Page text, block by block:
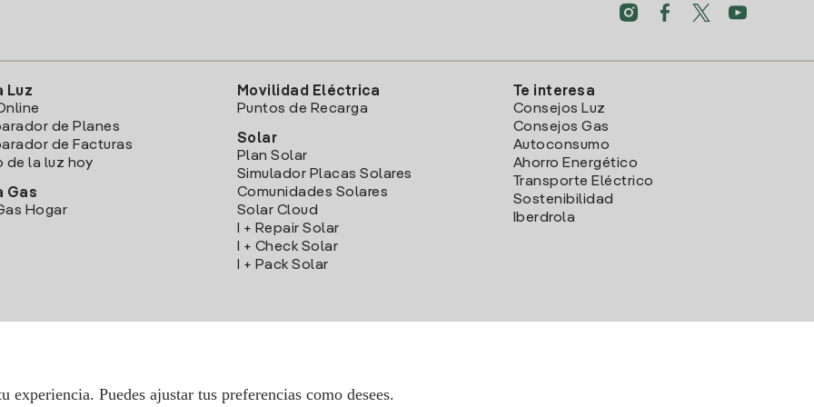
Luz
de Planes
de Facturas
de la luz hoy
Gas
Hogar
Movilidad Eléctrica
Puntos de Recarga
Solar
Plan Solar
Simulador Placas Solares
Comunidades Solares
Solar Cloud
I + Repair Solar
I + Check Solar
I + Pack Solar
Te interesa
Consejos Luz
Consejos Gas
Autoconsumo
Ahorro Energético
Transporte Eléctrico
Sostenibilidad
Iberdrola
Puedes ajustar tus preferencias como desees.